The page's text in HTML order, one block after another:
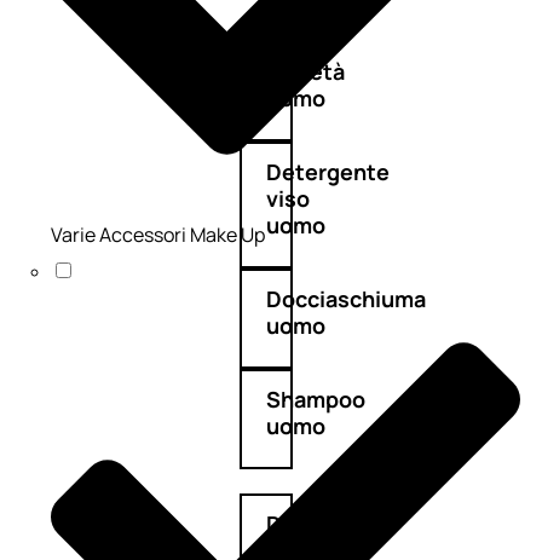
Antietà
uomo
Detergente
viso
uomo
Docciaschiuma
uomo
Shampoo
uomo
Dopobarba
Varie Accessori Make Up